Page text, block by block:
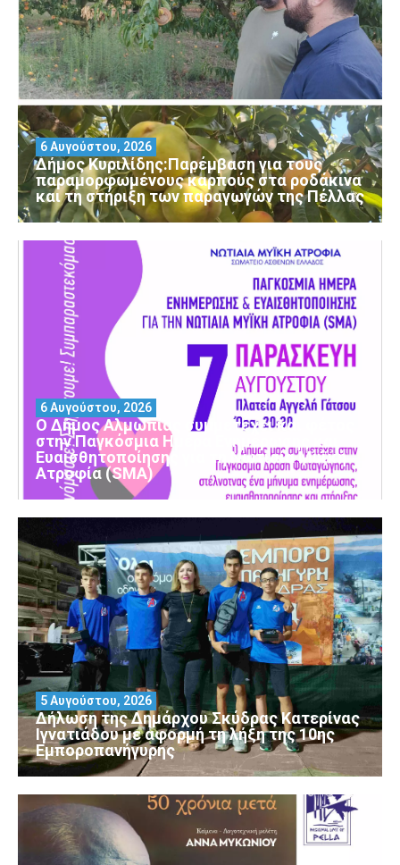
Δήμος Κυριλίδης:Παρέμβαση για τους
παραμορφωμένους καρπούς στα ροδάκινα
και τη στήριξη των παραγωγών της Πέλλας
6 Αυγούστου, 2026
Ο Δήμος Αλμωπίας συμμετέχει και φέτος
στην Παγκόσμια Ημέρα Ενημέρωσης και
Ευαισθητοποίησης για τη Νωτιαία Μυϊκή
Ατροφία (SMA)
6 Αυγούστου, 2026
Δήλωση της Δημάρχου Σκύδρας Κατερίνας
Ιγνατιάδου με αφορμή τη λήξη της 10ης
Εμποροπανήγυρης
5 Αυγούστου, 2026